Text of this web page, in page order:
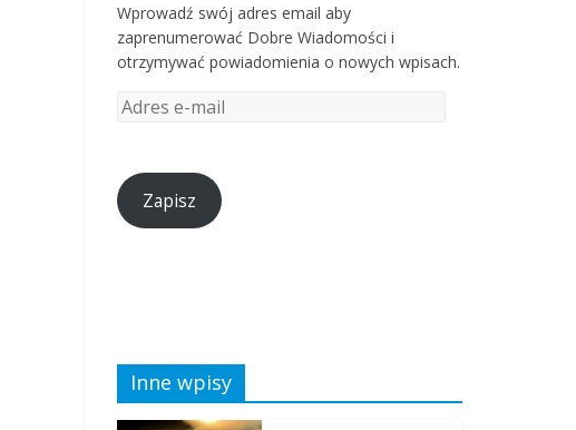
Wprowadź swój adres email aby
zaprenumerować Dobre Wiadomości i
otrzymywać powiadomienia o nowych wpisach.
Zapisz
Inne wpisy